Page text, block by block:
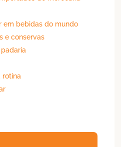
em bebidas do mundo
e conservas
rotina